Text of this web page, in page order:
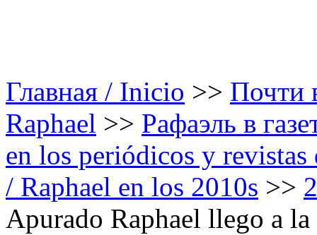
Главная / Inicio >> Почти
Raphael >> Рафаэль в
en los periódicos y
/ Raphael en los 2010s >>
Apurado Raphael llego a